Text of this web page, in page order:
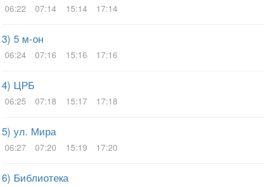
06:22 07:14 15:14 17:14
3) 5 м-он
06:24 07:16 15:16 17:16
4) ЦРБ
06:25 07:18 15:17 17:18
5) ул. Мира
06:27 07:20 15:19 17:20
6) Библиотека